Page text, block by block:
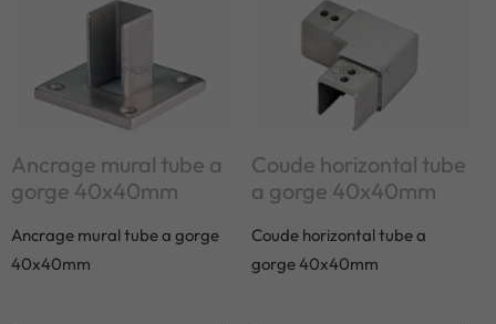
Ancrage mural tube a
gorge 40x40mm
Ancrage mural tube a gorge
40x40mm
Coude horizontal tube
a gorge 40x40mm
Coude horizontal tube a
gorge 40x40mm